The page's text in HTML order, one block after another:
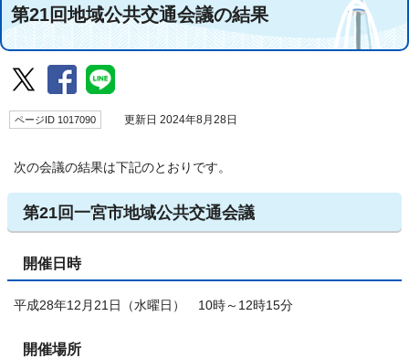
第21回地域公共交通会議の結果
ページID 1017090 更新日 2024年8月28日
次の会議の結果は下記のとおりです。
第21回一宮市地域公共交通会議
開催日時
平成28年12月21日（水曜日） 10時～12時15分
開催場所